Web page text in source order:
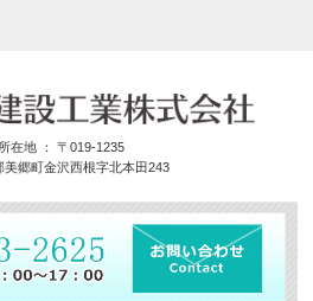
在地 ： 〒019-1235
美郷町金沢西根字北本田243